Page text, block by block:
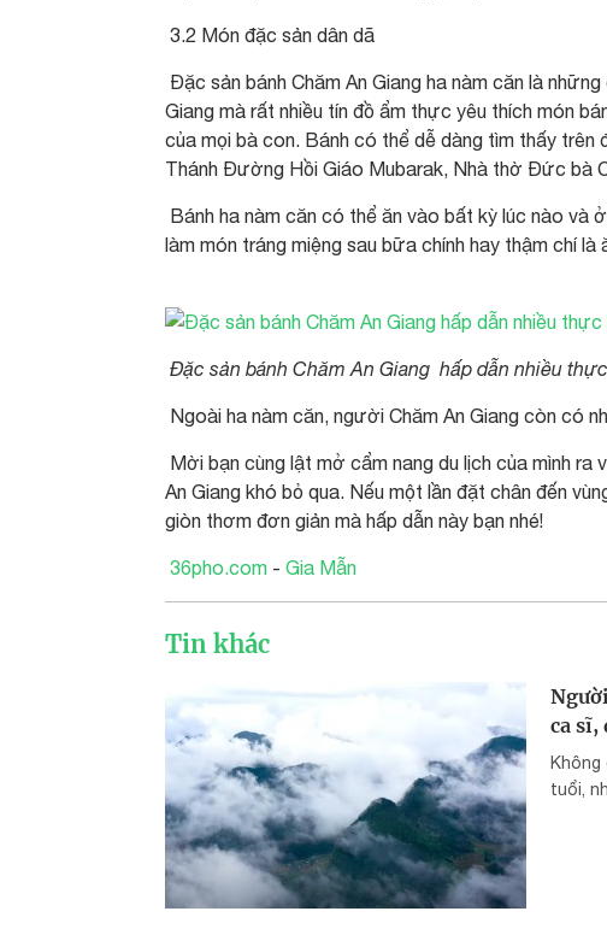
3.2 Món đặc sản dân dã
Đặc sản bánh Chăm An Giang ha nàm căn là
Giang mà rất nhiều tín đồ ẩm thực yêu thích món
của mọi bà con. Bánh có thể dễ dàng tìm thấy trên
Thánh Đường Hồi Giáo Mubarak, Nhà thờ Đức bà
Bánh ha nàm căn có thể ăn vào bất kỳ lúc nào
làm món tráng miệng sau bữa chính hay thậm chí là
Đặc sản bánh Chăm An Giang hấp dẫn nhiều
Ngoài ha nàm căn, người Chăm An Giang còn có
Mời bạn cùng lật mở cẩm nang du lịch của mình ra
An Giang khó bỏ qua. Nếu một lần đặt chân đến
giòn thơm đơn giản mà hấp dẫn này bạn nhé!
36pho.com - Gia Mẫn
Tin khác
ca sĩ,
tuổi,